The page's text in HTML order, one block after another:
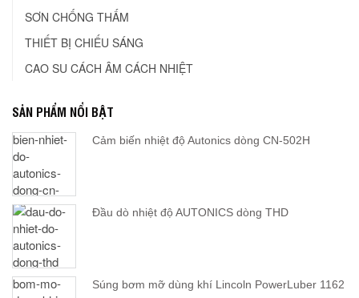
SƠN CHỐNG THẤM
THIẾT BỊ CHIẾU SÁNG
CAO SU CÁCH ÂM CÁCH NHIỆT
SẢN PHẨM NỔI BẬT
Cảm biến nhiệt độ Autonics dòng CN-502H
Đầu dò nhiệt độ AUTONICS dòng THD
Súng bơm mỡ dùng khí Lincoln PowerLuber 1162